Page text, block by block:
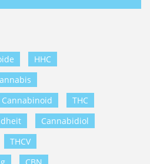
HHC
Cannabinoid
THC
Cannabidiol
THCV